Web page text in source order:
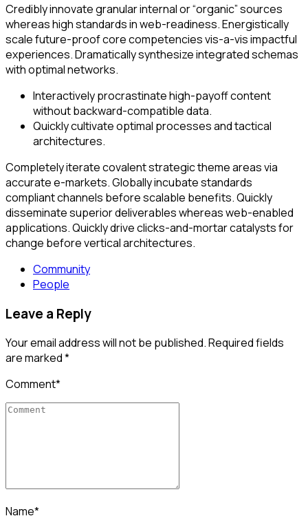
Credibly innovate granular internal or “organic” sources
whereas high standards in web-readiness. Energistically
scale future-proof core competencies vis-a-vis impactful
experiences. Dramatically synthesize integrated schemas
with optimal networks.
Interactively procrastinate high-payoff content
without backward-compatible data.
Quickly cultivate optimal processes and tactical
architectures.
Completely iterate covalent strategic theme areas via
accurate e-markets. Globally incubate standards
compliant channels before scalable benefits. Quickly
disseminate superior deliverables whereas web-enabled
applications. Quickly drive clicks-and-mortar catalysts for
change before vertical architectures.
Community
People
Leave a Reply
Your email address will not be published. Required fields
are marked *
Comment*
Name*